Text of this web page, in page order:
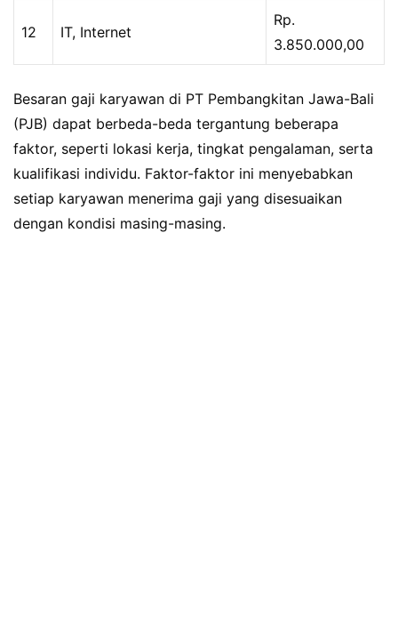
12 IT, Internet
Rp.
3.850.000,00
Besaran gaji karyawan di PT Pembangkitan Jawa-Bali
(PJB) dapat berbeda-beda tergantung beberapa
faktor, seperti lokasi kerja, tingkat pengalaman, serta
kualifikasi individu. Faktor-faktor ini menyebabkan
setiap karyawan menerima gaji yang disesuaikan
dengan kondisi masing-masing.